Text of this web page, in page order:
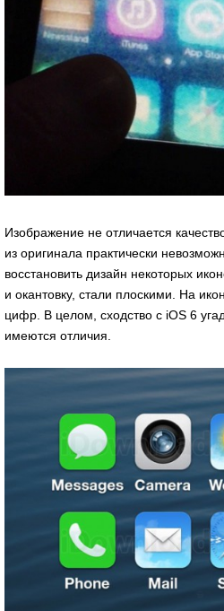
Изображение не отличается
из оригинала практически
восстановить дизайн некоторых
и окантовку, стали плоскими. На
цифр. В целом, сходство с iOS 6
имеются отличия.